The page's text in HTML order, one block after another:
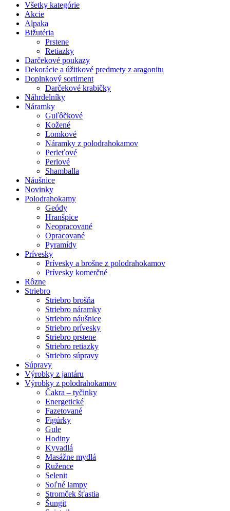
Všetky kategórie
Akcie
Alpaka
Bižutéria
Prstene
Retiazky
Darčekové poukazy
Dekorácie a úžitkové predmety z aragonitu
Doplnkový sortiment
Darčekové krabičky
Náhrdelníky
Náramky
Guľôčkové
Kožené
Lomkové
Náramky z polodrahokamov
Perleťové
Perlové
Shamballa
Náušnice
Novinky
Polodrahokamy
Geódy
Hranšpice
Neopracované
Opracované
Pyramídy
Prívesky
Prívesky a brošne z polodrahokamov
Prívesky komerčné
Rôzne
Striebro
Striebro brošňa
Striebro náramky
Striebro náušnice
Striebro prívesky
Striebro prstene
Striebro retiazky
Striebro súpravy
Súpravy
Výrobky z jantáru
Výrobky z polodrahokamov
Čakra – tyčinky
Energetické
Fazetované
Figúrky
Gule
Hodiny
Kyvadlá
Masážne mydlá
Ružence
Selenit
Soľné lampy
Stromček šťastia
Šungit